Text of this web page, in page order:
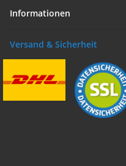
Informationen
Versand & Sicherheit